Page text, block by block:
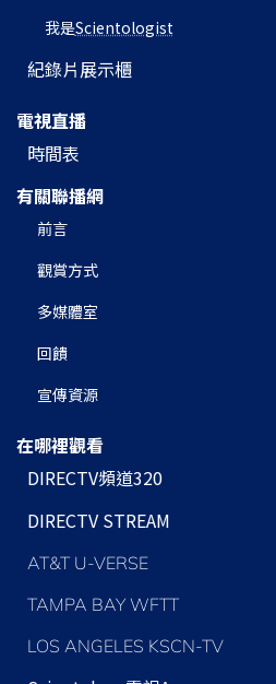
我是Scientologist
紀錄片展示櫃
電視直播
時間表
有關聯播網
前言
觀賞方式
多媒體室
回饋
宣傳資源
在哪裡觀看
DIRECTV頻道320
DIRECTV STREAM
AT&T U-VERSE
TAMPA BAY WFTT
LOS ANGELES KSCN-TV